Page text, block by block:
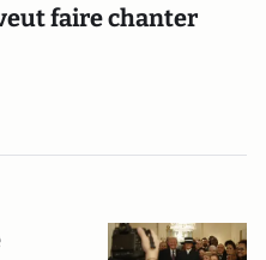
faire chanter